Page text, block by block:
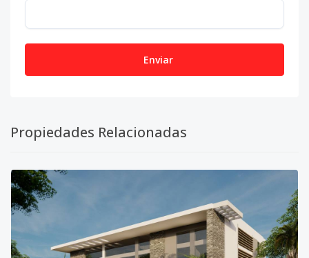
Enviar
Propiedades Relacionadas